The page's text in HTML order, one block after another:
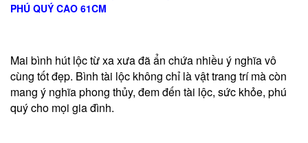
PHÚ QUÝ CAO 61CM
Mai bình hút lộc từ xa xưa đã ẩn chứa nhiều ý nghĩa vô
cùng tốt đẹp. Bình tài lộc không chỉ là vật trang trí mà còn
mang ý nghĩa phong thủy, đem đến tài lộc, sức khỏe, phú
quý cho mọi gia đình.